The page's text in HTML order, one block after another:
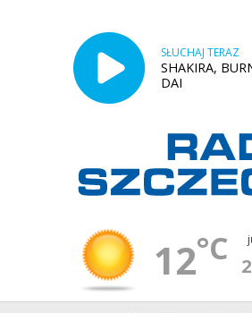
SŁUCHAJ TERAZ
SHAKIRA,
DAI
12°C